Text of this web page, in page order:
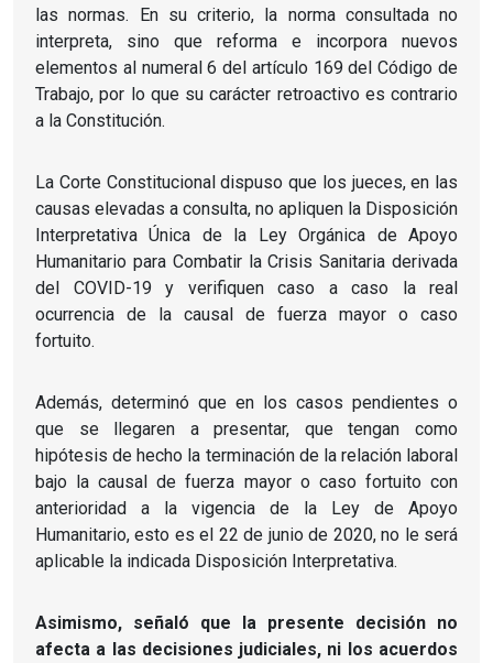
las normas. En su criterio, la norma consultada no
interpreta, sino que reforma e incorpora nuevos
elementos al numeral 6 del artículo 169 del Código de
Trabajo, por lo que su carácter retroactivo es contrario
a la Constitución.
La Corte Constitucional dispuso que los jueces, en las
causas elevadas a consulta, no apliquen la Disposición
Interpretativa Única de la Ley Orgánica de Apoyo
Humanitario para Combatir la Crisis Sanitaria derivada
del COVID-19 y verifiquen caso a caso la real
ocurrencia de la causal de fuerza mayor o caso
fortuito.
Además, determinó que en los casos pendientes o
que se llegaren a presentar, que tengan como
hipótesis de hecho la terminación de la relación laboral
bajo la causal de fuerza mayor o caso fortuito con
anterioridad a la vigencia de la Ley de Apoyo
Humanitario, esto es el 22 de junio de 2020, no le será
aplicable la indicada Disposición Interpretativa.
Asimismo, señaló que la presente decisión no
afecta a las decisiones judiciales, ni los acuerdos